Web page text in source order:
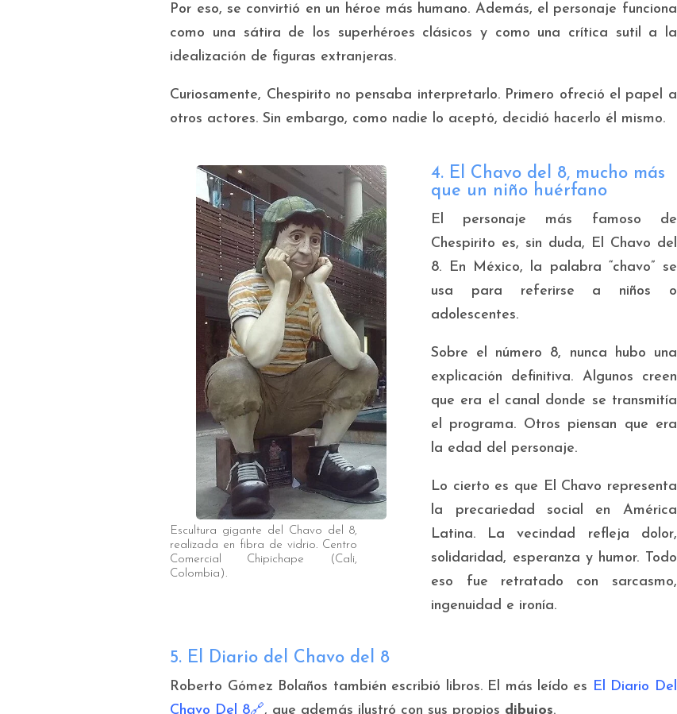
Por eso, se convirtió en un héroe más humano. Además, el personaje funciona
como una sátira de los superhéroes clásicos y como una crítica sutil a la
idealización de figuras extranjeras.
Curiosamente, Chespirito no pensaba interpretarlo. Primero ofreció el papel a
otros actores. Sin embargo, como nadie lo aceptó, decidió hacerlo él mismo.
Escultura gigante del Chavo del 8,
realizada en fibra de vidrio. Centro
Comercial Chipichape (Cali,
Colombia).
4. El Chavo del 8, mucho más
que un niño huérfano
El personaje más famoso de
Chespirito es, sin duda, El Chavo del
8. En México, la palabra “chavo” se
usa para referirse a niños o
adolescentes.
Sobre el número 8, nunca hubo una
explicación definitiva. Algunos creen
que era el canal donde se transmitía
el programa. Otros piensan que era
la edad del personaje.
Lo cierto es que El Chavo representa
la precariedad social en América
Latina. La vecindad refleja dolor,
solidaridad, esperanza y humor. Todo
eso fue retratado con sarcasmo,
ingenuidad e ironía.
5. El Diario del Chavo del 8
Roberto Gómez Bolaños también escribió libros. El más leído es El Diario Del
Chavo Del 8🔗, que además ilustró con sus propios dibujos.